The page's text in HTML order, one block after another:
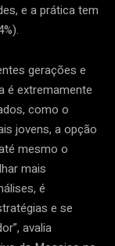
e a prática tem
gerações e
é extremamente
como o
jovens, a opção
mesmo o
mais
é
e se
avalia